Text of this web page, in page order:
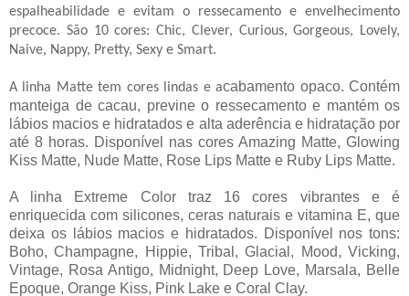
espalheabilidade e evitam o ressecamento e envelhecimento
precoce. São 10 cores: Chic, Clever, Curious, Gorgeous, Lovely,
Naive, Nappy, Pretty, Sexy e Smart.
A linha Matte tem cores lindas e acabamento opaco. Contém
manteiga de cacau, previne o ressecamento e mantém os
lábios macios e hidratados e alta aderência e hidratação por
até 8 horas. Disponível nas cores Amazing Matte, Glowing
Kiss Matte, Nude Matte, Rose Lips Matte e Ruby Lips Matte.
A linha Extreme Color traz 16 cores vibrantes e é
enriquecida com silicones, ceras naturais e vitamina E, que
deixa os lábios macios e hidratados. Disponível nos tons:
Boho, Champagne, Hippie, Tribal, Glacial, Mood, Vicking,
Vintage, Rosa Antigo, Midnight, Deep Love, Marsala, Belle
Epoque, Orange Kiss, Pink Lake e Coral Clay.